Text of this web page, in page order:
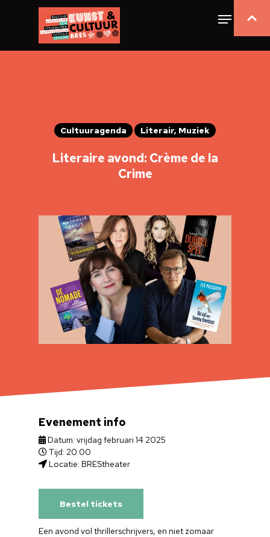
Cultuuragenda Literair, Muziek
Literaire avond: Crème de la
Crime
Een avond vol thrillerschrijvers, en niet zomaar
Evenement info
Datum: vrijdag februari 14 2025
Tijd: 20:00
Locatie: BREStheater
Bestel tickets